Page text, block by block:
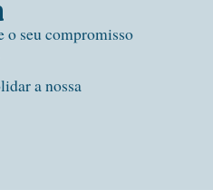
o seu compromisso
a nossa